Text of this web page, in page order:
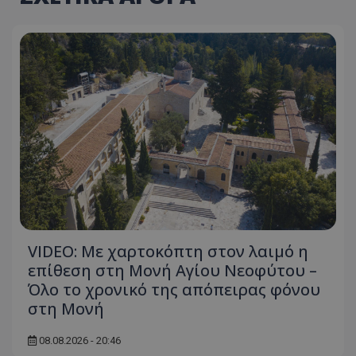
VIDEO: Με χαρτοκόπτη στον λαιμό η
επίθεση στη Μονή Αγίου Νεοφύτου –
Όλο το χρονικό της απόπειρας φόνου
στη Μονή
08.08.2026 - 20:46
VISITOR_PRIVACY_METADATA
YouTube
.youtube.com